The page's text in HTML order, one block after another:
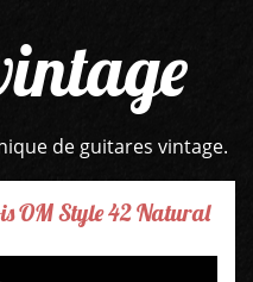
de guitares vintage.
OM Style 42 Natural